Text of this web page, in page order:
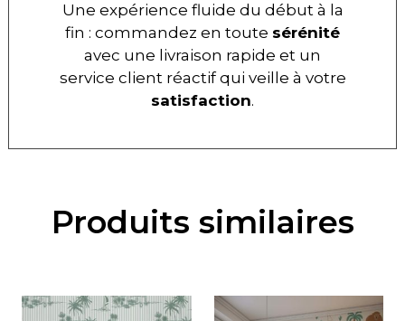
Une expérience fluide du début à la
fin : commandez en toute sérénité
avec une livraison rapide et un
service client réactif qui veille à votre
satisfaction.
Produits similaires